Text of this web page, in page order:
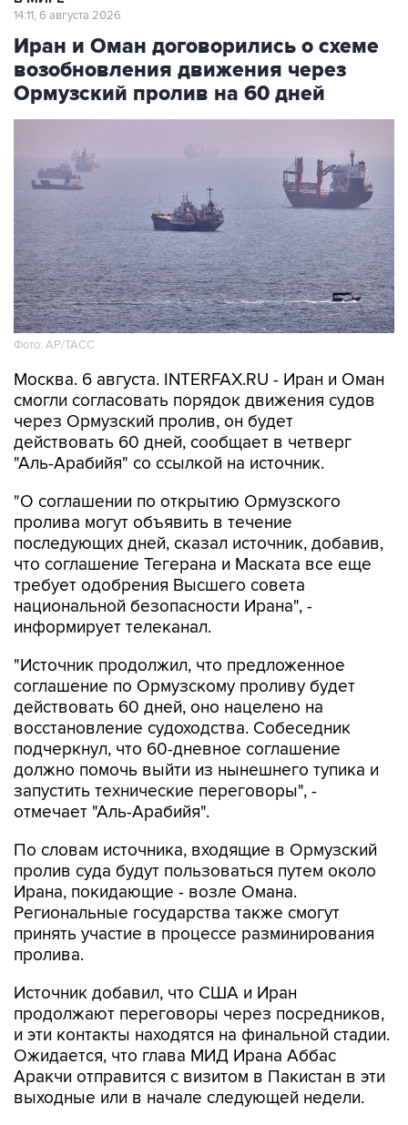
14:11, 6 августа 2026
Иран и Оман договорились о схеме
возобновления движения через
Ормузский пролив на 60 дней
Фото: AP/ТАСС
Москва. 6 августа. INTERFAX.RU - Иран и Оман
смогли согласовать порядок движения судов
через Ормузский пролив, он будет
действовать 60 дней, сообщает в четверг
"Аль-Арабийя" со ссылкой на источник.
"О соглашении по открытию Ормузского
пролива могут объявить в течение
последующих дней, сказал источник, добавив,
что соглашение Тегерана и Маската все еще
требует одобрения Высшего совета
национальной безопасности Ирана", -
информирует телеканал.
"Источник продолжил, что предложенное
соглашение по Ормузскому проливу будет
действовать 60 дней, оно нацелено на
восстановление судоходства. Собеседник
подчеркнул, что 60-дневное соглашение
должно помочь выйти из нынешнего тупика и
запустить технические переговоры", -
отмечает "Аль-Арабийя".
По словам источника, входящие в Ормузский
пролив суда будут пользоваться путем около
Ирана, покидающие - возле Омана.
Региональные государства также смогут
принять участие в процессе разминирования
пролива.
Источник добавил, что США и Иран
продолжают переговоры через посредников,
и эти контакты находятся на финальной стадии.
Ожидается, что глава МИД Ирана Аббас
Аракчи отправится с визитом в Пакистан в эти
выходные или в начале следующей недели.